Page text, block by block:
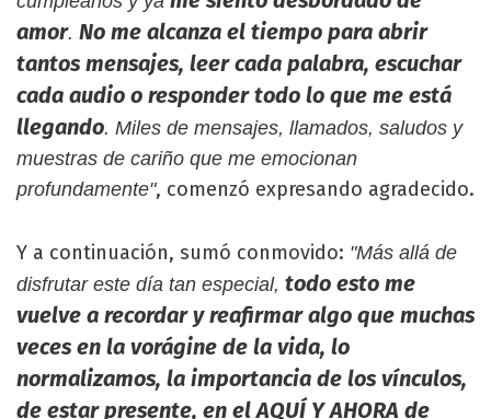
amor. No me alcanza el tiempo para abrir
tantos mensajes, leer cada palabra, escuchar
cada audio o responder todo lo que me está
llegando. Miles de mensajes, llamados, saludos y
muestras de cariño que me emocionan
profundamente", comenzó expresando agradecido.
Y a continuación, sumó conmovido: "Más allá de
disfrutar este día tan especial, todo esto me
vuelve a recordar y reafirmar algo que muchas
veces en la vorágine de la vida, lo
normalizamos, la importancia de los vínculos,
de estar presente, en el AQUÍ Y AHORA de